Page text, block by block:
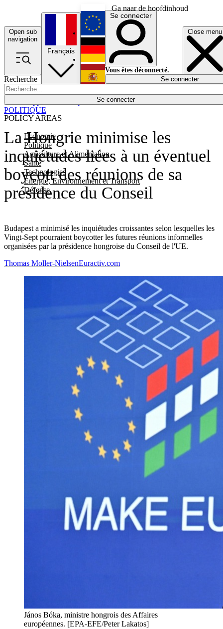
Ga naar de hoofdinhoud
Open sub
navigation
Close menu
Recherche
Se connecter
POLICY AREAS
Economie
Politique
Agriculture et Alimentation
Santé
Technologies
Energie, Environnement et Transport
Défense
Économie
Français
English
Deutsch
Español
Se connecter
Vous êtes déconnecté.
Se connecter
La Hongrie minimise les
inquiétudes liées à un éventuel
boycott des réunions de sa
présidence du Conseil
Budapest a minimisé les inquiétudes croissantes selon lesquelles les
Vingt-Sept pourraient boycotter les futures réunions informelles
organisées par la présidence hongroise du Conseil de l'UE.
POLITIQUE
Thomas Moller-NielsenEuractiv.com
János Bóka, ministre hongrois des Affaires
européennes. [EPA-EFE/Peter Lakatos]